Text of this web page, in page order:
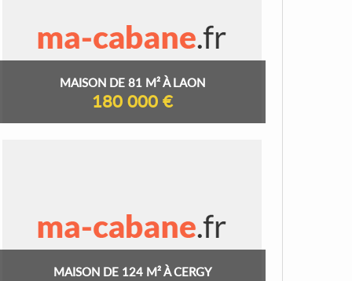
MAISON DE 81 M² À LAON
180 000 €
MAISON DE 124 M² À CERGY